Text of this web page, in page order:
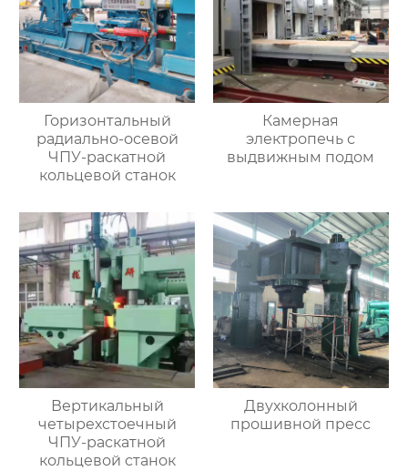
Горизонтальный
радиально-осевой
ЧПУ-раскатной
кольцевой станок
Камерная
электропечь с
выдвижным подом
Вертикальный
четырехстоечный
ЧПУ-раскатной
кольцевой станок
Двухколонный
прошивной пресс